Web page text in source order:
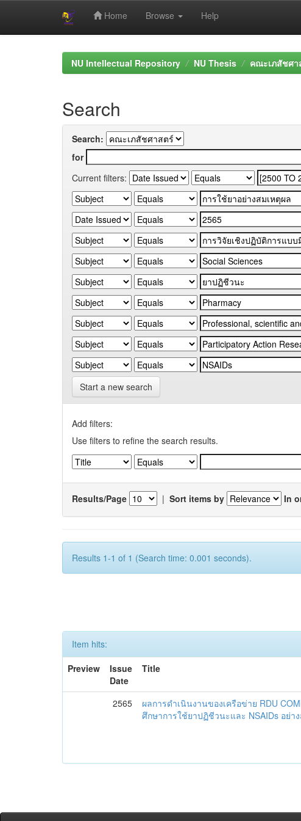
Home Browse Help
NU Intellectual Repository NU Thesis คณะเภสัชศา
Search
Search:
for
Current filters:
Start a new search
Add filters:
Use filters to refine the search results.
Results/Page | Sort items by In
Results 1-1 of 1 (Search time: 0.001 seconds).
Item hits:
Preview
Issue
Date
Title
2565
ผลการดำเนินงานของเครือข่าย RDU
ศึกษาการใช้ยาปฏิชีวนะและ NSAIDs อย่า